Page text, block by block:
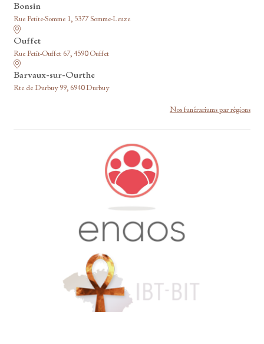
Bonsin
Rue Petite-Somme 1, 5377 Somme-Leuze
Ouffet
Rue Petit-Ouffet 67, 4590 Ouffet
Barvaux-sur-Ourthe
Rte de Durbuy 99, 6940 Durbuy
Nos funérariums par régions